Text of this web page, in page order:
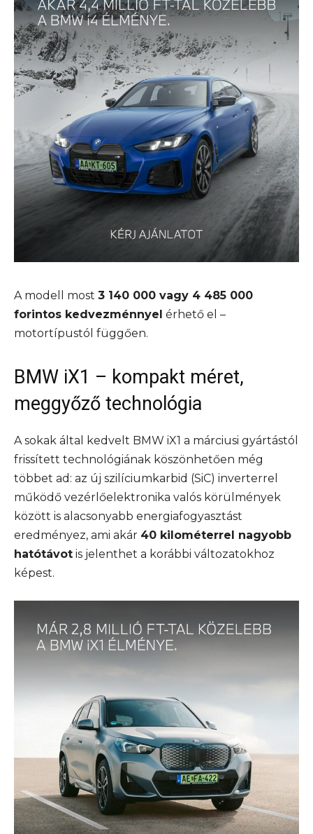
A modell most 3 140 000 vagy 4 485 000
forintos kedvezménnyel érhető el –
motortípustól függően.
BMW iX1 – kompakt méret,
meggyőző technológia
A sokak által kedvelt BMW iX1 a márciusi gyártástól
frissített technológiának köszönhetően még
többet ad: az új szilíciumkarbid (SiC) inverterrel
működő vezérlőelektronika valós körülmények
között is alacsonyabb energiafogyasztást
eredményez, ami akár 40 kilométerrel nagyobb
hatótávot is jelenthet a korábbi változatokhoz
képest.